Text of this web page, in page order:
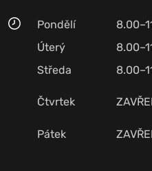
Pondělí
Úterý
Středa
Čtvrtek
Pátek